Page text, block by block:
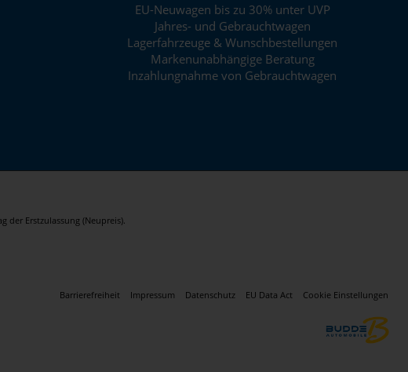
EU-Neuwagen bis zu 30% unter UVP
Jahres- und Gebrauchtwagen
Lagerfahrzeuge & Wunschbestellungen
Markenunabhängige Beratung
Inzahlungnahme von Gebrauchtwagen
der Erstzulassung (Neupreis).
Barrierefreiheit Impressum Datenschutz EU Data Act Cookie Einstellungen